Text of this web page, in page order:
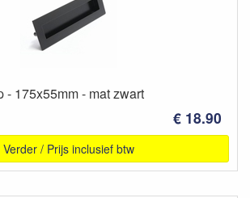
- 175x55mm - mat zwart
€ 18.90
Verder / Prijs inclusief btw